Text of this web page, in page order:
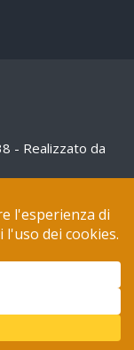
- Realizzato da
distribuite con
– Non